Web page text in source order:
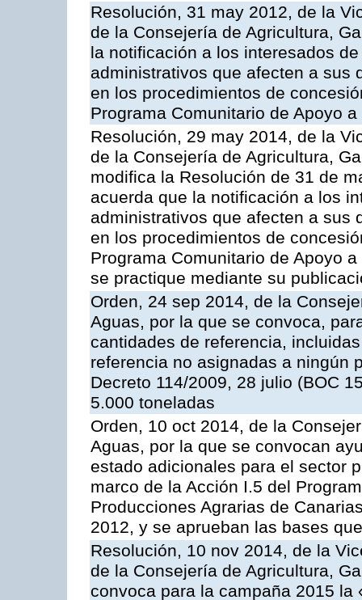
Resolución, 31 may 2012, de la
de la Consejería de Agricultura,
la notificación a los interesados
administrativos que afecten a sus
en los procedimientos de
Programa Comunitario de Apoyo
Resolución, 29 may 2014, de la
de la Consejería de Agricultura,
modifica la Resolución de 31 de
acuerda que la notificación a los
administrativos que afecten a sus
en los procedimientos de
Programa Comunitario de Apoyo
se practique mediante su
Orden, 24 sep 2014, de la
Aguas, por la que se convoca,
cantidades de referencia,
referencia no asignadas a ningún
Decreto 114/2009, 28 julio (BOC
5.000 toneladas
Orden, 10 oct 2014, de la
Aguas, por la que se convocan
estado adicionales para el sector
marco de la Acción I.5 del
Producciones Agrarias de
2012, y se aprueban las bases
Resolución, 10 nov 2014, de la
de la Consejería de Agricultura,
convoca para la campaña 2015